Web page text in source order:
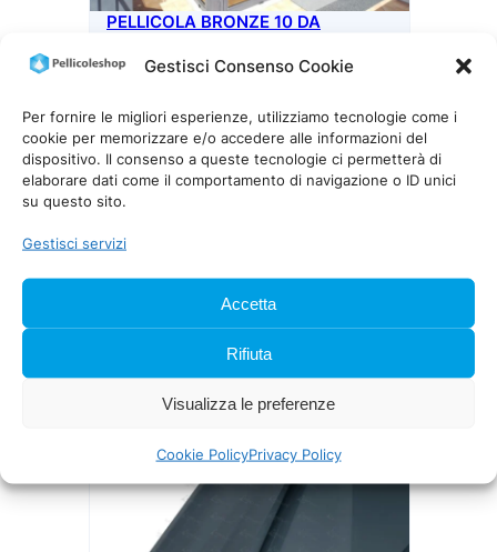
Gestisci Consenso Cookie
Per fornire le migliori esperienze, utilizziamo tecnologie come i
cookie per memorizzare e/o accedere alle informazioni del
dispositivo. Il consenso a queste tecnologie ci permetterà di
elaborare dati come il comportamento di navigazione o ID unici
su questo sito.
Gestisci servizi
Accetta
Rifiuta
Visualizza le preferenze
Cookie PolicyPrivacy Policy
PELLICOLA BRONZE 10 DA
PELLICOLA GREY 10 DA ESTERNI